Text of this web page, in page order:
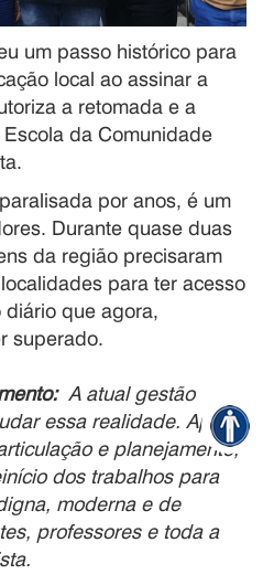
um passo histórico para
local ao assinar a
a retomada e a
da Comunidade
por anos, é um
Durante quase duas
da região precisaram
para ter acesso
que agora,
superado.
A atual gestão
essa realidade. Após
e planejamento,
dos trabalhos para
moderna e de
professores e toda a